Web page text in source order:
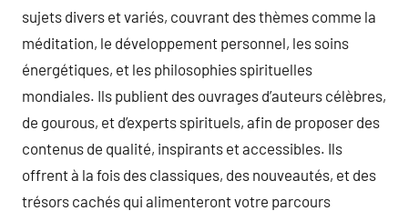
sujets divers et variés, couvrant des thèmes comme la
méditation, le développement personnel, les soins
énergétiques, et les philosophies spirituelles
mondiales. Ils publient des ouvrages d’auteurs célèbres,
de gourous, et d’experts spirituels, afin de proposer des
contenus de qualité, inspirants et accessibles. Ils
offrent à la fois des classiques, des nouveautés, et des
trésors cachés qui alimenteront votre parcours